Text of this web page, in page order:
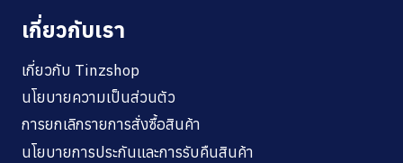
เกี่ยวกับเรา
เกี่ยวกับ Tinzshop
นโยบายความเป็นส่วนตัว
การยกเลิกรายการสั่งซื้อสินค้า
นโยบายการประกันและการรับคืนสินค้า